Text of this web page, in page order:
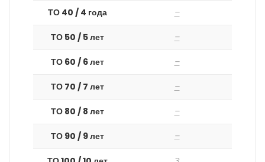
ТО 40 / 4 года –
ТО 50 / 5 лет –
ТО 60 / 6 лет –
ТО 70 / 7 лет –
ТО 80 / 8 лет –
ТО 90 / 9 лет –